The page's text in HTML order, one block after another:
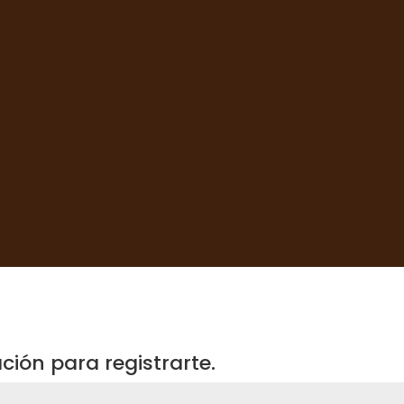
para registrarte.